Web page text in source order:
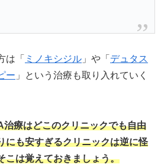
は「 ミノキシジル 」や「 デュタス
ー 」という治療も取り入れていく
療はどこのクリニックでも自由
にも安すぎるクリニックは逆に怪
こは覚えておきましょう。